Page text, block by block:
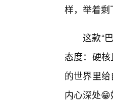
样，举着剩
这款“
态度：硬
的世界里
内心深处